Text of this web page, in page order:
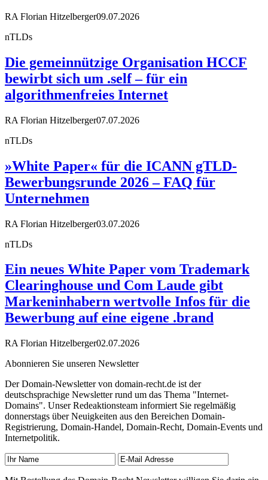
RA Florian Hitzelberger09.07.2026
nTLDs
Die gemeinnützige Organisation HCCF
bewirbt sich um .self – für ein
algorithmenfreies Internet
RA Florian Hitzelberger07.07.2026
nTLDs
»White Paper« für die ICANN gTLD-
Bewerbungsrunde 2026 – FAQ für
Unternehmen
RA Florian Hitzelberger03.07.2026
nTLDs
Ein neues White Paper vom Trademark
Clearinghouse und Com Laude gibt
Markeninhabern wertvolle Infos für die
Bewerbung auf eine eigene .brand
RA Florian Hitzelberger02.07.2026
Abonnieren Sie unseren Newsletter
Der Domain-Newsletter von domain-recht.de ist der
deutschsprachige Newsletter rund um das Thema "Internet-
Domains". Unser Redeaktionsteam informiert Sie regelmäßig
donnerstags über Neuigkeiten aus den Bereichen Domain-
Registrierung, Domain-Handel, Domain-Recht, Domain-Events und
Internetpolitik.